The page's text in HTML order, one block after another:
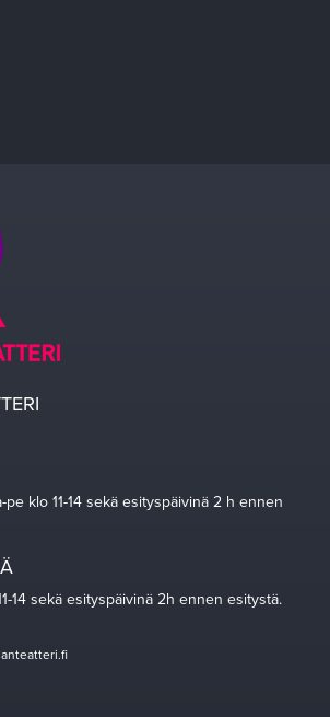
pe klo 11-14 sekä esityspäivinä 2 h ennen
14 sekä esityspäivinä 2h ennen esitystä.